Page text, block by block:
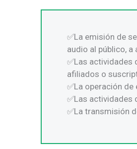
La emisión de
audio al público,
Las actividades
afiliados o
La operación
Las actividades
La transmisión